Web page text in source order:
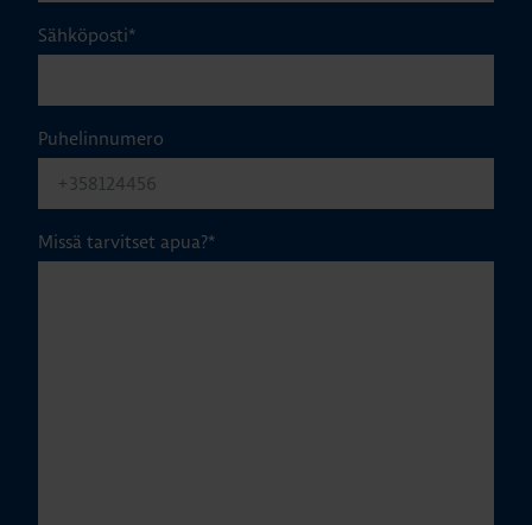
Sähköposti*
Puhelinnumero
Missä tarvitset apua?*